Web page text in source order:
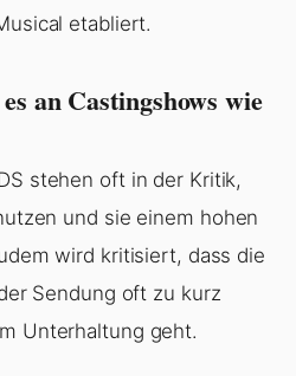
etabliert.
an Castingshows wie
stehen oft in der Kritik,
und sie einem hohen
wird kritisiert, dass die
Sendung oft zu kurz
Unterhaltung geht.